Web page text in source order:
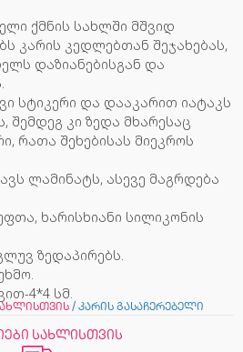
ქმნის სახლში მშვიდ
კარის კედლებთან შეჯახებას,
დაზიანებისგან და
სტიკერი და დააკარით იატაკს
შემდეგ კი ზედა მხარესაც
რათა შეხებისას მიეკროს
ლამინატს, ასევე მაგრდება
ხარისხიანი სილიკონის
ზედაპირებს.
4*4 სმ.
/ კარის გასაჩერებელი
სახლისთვის